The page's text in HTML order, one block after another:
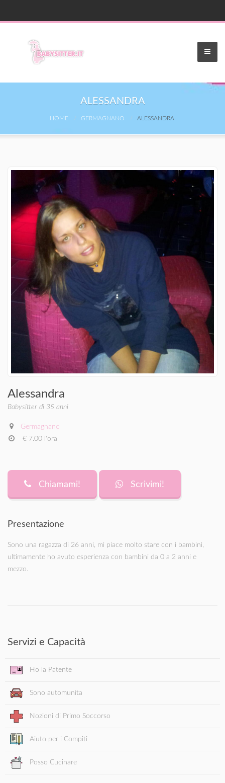
ALESSANDRA
HOME GERMAGNANO ALESSANDRA
Alessandra
Babysitter di 35 anni
Germagnano
€ 7.00 l'ora
Chiamami! Scrivimi!
Presentazione
Sono una ragazza di 26 anni, mi piace molto stare con i bambini,
ultimamente ho avuto esperienza con bambini da 0 a 2 anni e
mezzo.
Servizi e Capacità
Ho la Patente
Sono automunita
Nozioni di Primo Soccorso
Aiuto per i Compiti
Posso Cucinare